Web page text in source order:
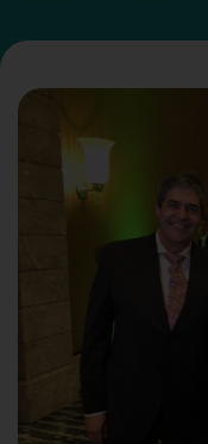
Contacto